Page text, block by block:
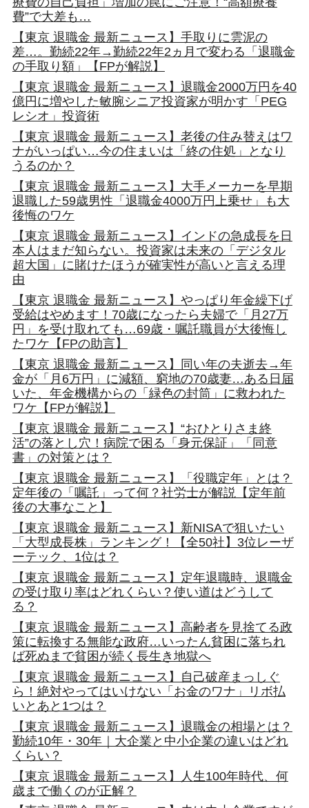
費”で大差も…
【東京 退職金 最新ニュース】手取りに雲泥の
差…。勤続22年→勤続22年2ヵ月で変わる「退職金
の手取り額」【FPが解説】
【東京 退職金 最新ニュース】退職金2000万円を40
億円に増やした敏腕シニア投資家が明かす「PEG
レシオ」投資術
【東京 退職金 最新ニュース】老後の住み替えはワ
ナがいっぱい…今の住まいは「終の住処」となり
うるのか？
【東京 退職金 最新ニュース】大手メーカーを早期
退職した59歳男性「退職金4000万円上乗せ」も大
後悔のワケ
【東京 退職金 最新ニュース】インドの急成長を日
本人はまだ知らない。投資家は未来の「デジタル
超大国」に賭けたほうが確実性が高いと言える理
由
【東京 退職金 最新ニュース】やっぱり年金繰下げ
受給はやめます！70歳になったら夫婦で「月27万
円」を受け取れても…69歳・嘱託職員が大後悔し
たワケ【FPの助言】
【東京 退職金 最新ニュース】同い年の夫逝去→年
金が「月6万円」に減額、窮地の70歳妻…ある日届
いた、年金機構からの「緑色の封筒」に救われた
ワケ【FPが解説】
【東京 退職金 最新ニュース】“おひとりさま終
活”の落とし穴！病院で困る「身元保証」「同意
書」の対策とは？
【東京 退職金 最新ニュース】「役職定年」とは？
定年後の「嘱託」って何？社労士が解説【定年前
後の大事なこと】
【東京 退職金 最新ニュース】新NISAで狙いたい
「大型成長株」ランキング！【全50社】3位レーザ
ーテック、1位は？
【東京 退職金 最新ニュース】定年退職時、退職金
の受け取り率はどれくらい？使い道はどうして
る？
【東京 退職金 最新ニュース】高齢者を見捨てる政
策に転換する無能な政府…いったん貧困に落ちれ
ば死ぬまで貧困が続く長生き地獄へ
【東京 退職金 最新ニュース】自己破産まっしぐ
ら！絶対やってはいけない「お金のワナ」リボ払
いとあと1つは？
【東京 退職金 最新ニュース】退職金の相場とは？
勤続10年・30年｜大企業と中小企業の違いはどれ
くらい？
【東京 退職金 最新ニュース】人生100年時代、何
歳まで働くのが正解？